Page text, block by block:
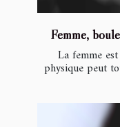
Femme,
La femme
physique peut